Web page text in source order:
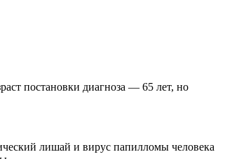
постановки диагноза — 65 лет, но
лишай и вирус папилломы человека